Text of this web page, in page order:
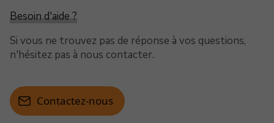
Besoin d'aide ?
Si vous ne trouvez pas de réponse à vos questions,
n'hésitez pas à nous contacter.
Contactez-nous